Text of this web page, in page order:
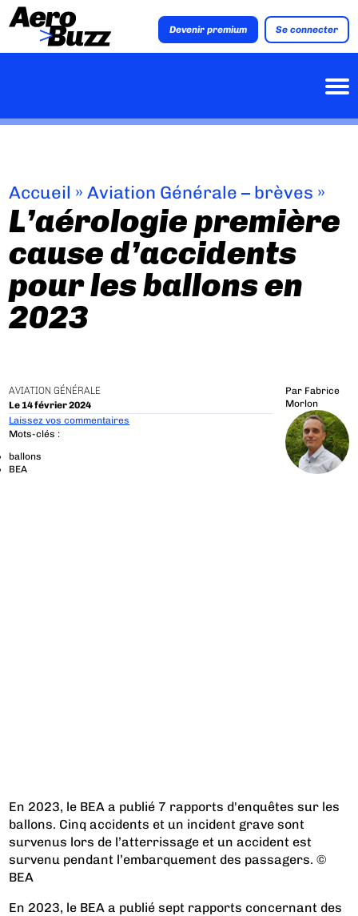
Devenir premium Se connecter
Accueil »Aviation Générale – brèves »
L’aérologie première
cause d’accidents
pour les ballons en
2023
AVIATION GÉNÉRALE
Le 14 février 2024
Par Fabrice
Morlon
Laissez vos commentaires
Mots-clés :
ballons
BEA
En 2023, le BEA a publié 7 rapports d'enquêtes sur les
ballons. Cinq accidents et un incident grave sont
survenus lors de l’atterrissage et un accident est
survenu pendant l’embarquement des passagers. ©
BEA
En 2023, le BEA a publié sept rapports concernant des